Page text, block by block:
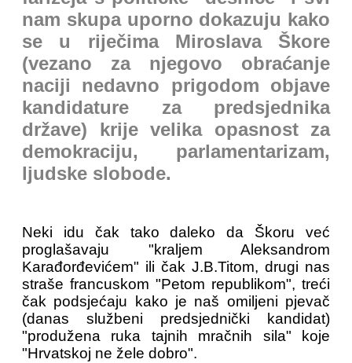
nam skupa uporno dokazuju kako
se u riječima Miroslava Škore
(vezano za njegovo obraćanje
naciji nedavno prigodom objave
kandidature za predsjednika
države) krije velika opasnost za
demokraciju, parlamentarizam,
ljudske slobode.
Neki idu čak tako daleko da Škoru već
proglašavaju "kraljem Aleksandrom
Karađorđevićem" ili čak J.B.Titom, drugi nas
straše francuskom "Petom republikom", treći
čak podsjećaju kako je naš omiljeni pjevač
(danas službeni predsjednički kandidat)
"produžena ruka tajnih mračnih sila" koje
"Hrvatskoj ne žele dobro".